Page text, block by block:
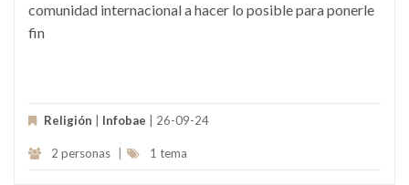
comunidad internacional a hacer lo posible para ponerle
fin
Religión Infobae | 26-09-24
2 personas 1 tema